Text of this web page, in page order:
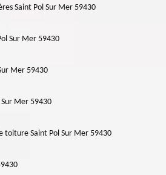
Saint Pol Sur Mer 59430
Sur Mer 59430
Mer 59430
Mer 59430
toiture Saint Pol Sur Mer 59430